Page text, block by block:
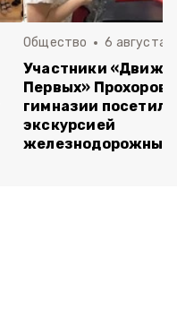
Общество 6 августа ,
Участники
Первых»
гимназии
экскурсией
железнодорожный